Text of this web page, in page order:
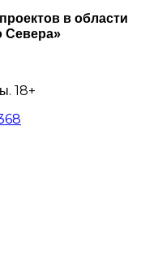
в области
Севера»
18+